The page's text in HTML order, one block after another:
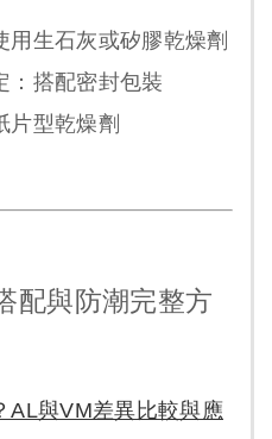
用生石灰或矽膠乾燥劑
搭配密封包裝
片型乾燥劑
配與防潮完整方
AL與VM差異比較與應